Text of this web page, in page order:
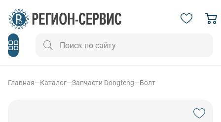
Главная—Каталог—Запчасти Dongfeng—Болт